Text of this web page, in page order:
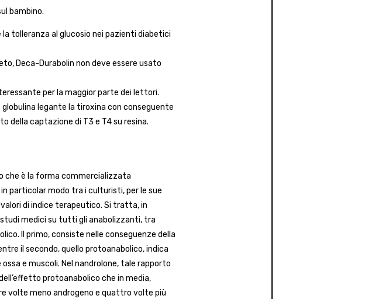
bambino.
tolleranza al glucosio nei pazienti diabetici
Deca-Durabolin non deve essere usato
per la maggior parte dei lettori.
legante la tiroxina con conseguente
della captazione di T3 e T4 su resina.
che è la forma commercializzata
particolar modo tra i culturisti, per le sue
di indice terapeutico. Si tratta, in
medici su tutti gli anabolizzanti, tra
Il primo, consiste nelle conseguenze della
il secondo, quello protoanabolico, indica
e muscoli. Nel nandrolone, tale rapporto
protoanabolico che in media,
volte meno androgeno e quattro volte più